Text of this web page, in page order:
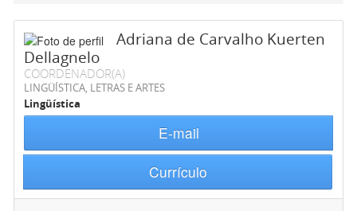
Adriana de Carvalho Kuerten
Dellagnelo
COORDENADOR(A)
LINGÜÍSTICA, LETRAS E ARTES
Lingüística
E-mail
Currículo